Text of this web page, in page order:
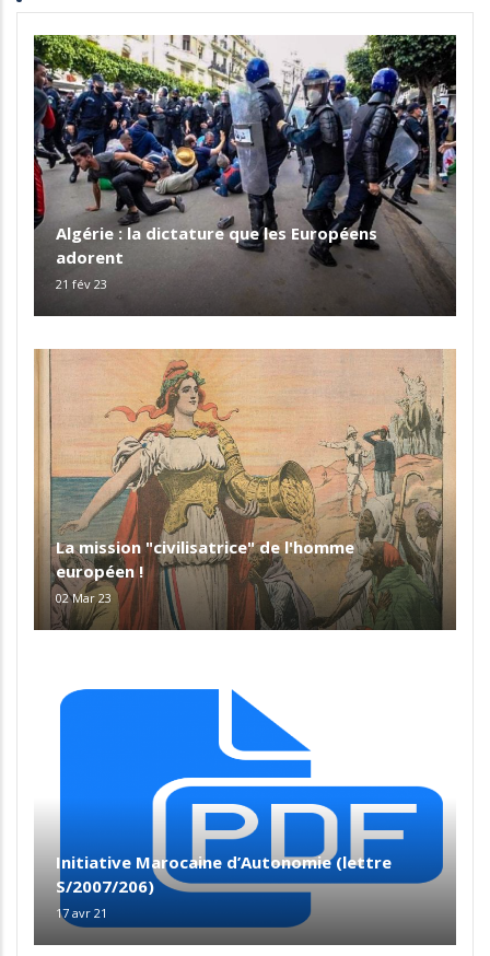
Algérie : la dictature que les Européens
adorent
21 fév 23
La mission "civilisatrice" de l'homme
européen !
02 Mar 23
Initiative Marocaine d’Autonomie (lettre
S/2007/206)
17 avr 21